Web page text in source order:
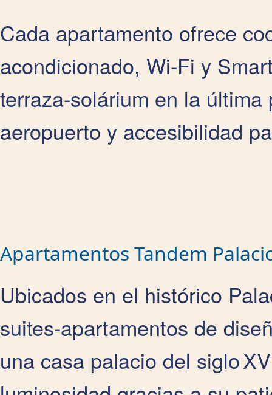
Cada apartamento ofrece
acondicionado, Wi‑Fi y
terraza-solárium en la
aeropuerto y accesibilidad
Apartamentos Tandem
Ubicados en el histórico
suites-apartamentos de
una casa palacio del siglo